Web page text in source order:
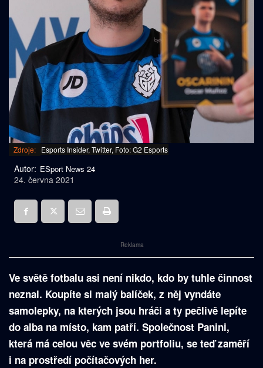
Zdroje: Esports Insider, Twitter, Foto: G2 Esports
Autor: ESport News 24
24. června 2021
Reklama
Ve světě fotbalu asi není nikdo, kdo by tuhle činnost
neznal. Koupíte si malý balíček, z něj vyndáte
samolepky, na kterých jsou hráči a ty pečlivě lepíte
do alba na místo, kam patří. Společnost Panini,
která má celou věc ve svém portfoliu, se teď zaměří
i na prostředí počítačových her.